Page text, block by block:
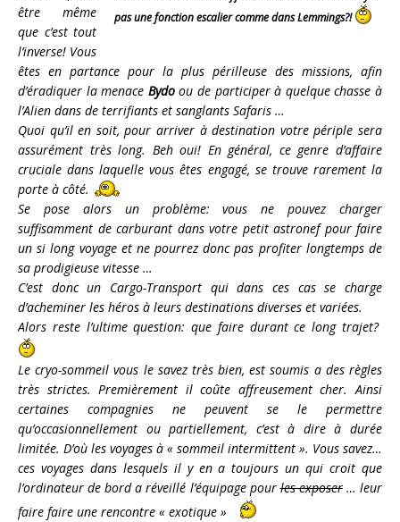
pas une fonction escalier comme dans Lemmings?!
être même
que c’est tout
l’inverse! Vous
êtes en partance pour la plus périlleuse des missions, afin
d’éradiquer la menace Bydoou de participer à quelque chasse à
l’Alien dans de terrifiants et sanglants Safaris …
Quoi qu’il en soit, pour arriver à destination votre périple sera
assurément très long. Beh oui! En général, ce genre d’affaire
cruciale dans laquelle vous êtes engagé, se trouve rarement la
porte à côté.
Se pose alors un problème: vous ne pouvez charger
suffisamment de carburant dans votre petit astronef pour faire
un si long voyage et ne pourrez donc pas profiter longtemps de
sa prodigieuse vitesse …
C’est donc un Cargo-Transport qui dans ces cas se charge
d’acheminer les héros à leurs destinations diverses et variées.
Alors reste l’ultime question: que faire durant ce long trajet?
Le cryo-sommeil vous le savez très bien, est soumis a des règles
très strictes. Premièrement il coûte affreusement cher. Ainsi
certaines compagnies ne peuvent se le permettre
qu’occasionnellement ou partiellement, c’est à dire à durée
limitée. D’où les voyages à « sommeil intermittent ». Vous savez…
ces voyages dans lesquels il y en a toujours un qui croit que
l’ordinateur de bord a réveillé l’équipage pourles exposer… leur
faire faire une rencontre « exotique »